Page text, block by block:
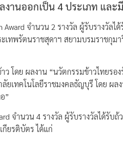
งานออกเป็น 4 ประเภท และ
Award จำนวน 2 รางวัล ผู้รับรางวัล
เทพรัตนราชสุดาฯ สยามบรมราชกุม
ว โดย ผลงาน “นวัตกรรมข้าวไทยรอ
ยเทคโนโลยีราชมงคลธัญบุรี โดย ผล
”
จำนวน 4 รางวัล ผู้รับรางวัลได้รับ
กียรติบัตร ได้แก่